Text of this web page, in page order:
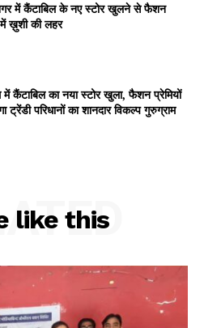
में कैंटाबिल के नए स्टोर खुलने से फैशन
में ख़ुशी की लहर
में कैंटाबिल का नया स्टोर खुला, फैशन प्रेमियों
ट्रेंडी परिधानों का शानदार विकल्प गुरुग्राम
like this